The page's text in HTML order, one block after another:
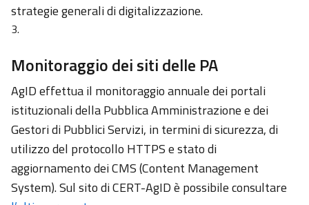
strategie generali di digitalizzazione.
Monitoraggio dei siti delle PA
AgID effettua il monitoraggio annuale dei portali
istituzionali della Pubblica Amministrazione e dei
Gestori di Pubblici Servizi, in termini di sicurezza, di
utilizzo del protocollo HTTPS e stato di
aggiornamento dei CMS (Content Management
System). Sul sito di CERT-AgID è possibile consultare